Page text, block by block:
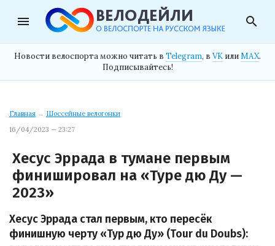
menu search
Новости велоспорта можно читать в Telegram, в VK илиMAX.
Подписывайтесь!
Главная → Шоссейные велогонки
16/04/2023 — 23:27
Хесус Эррада в тумане первым
финишировал на «Туре дю Ду —
2023»
Хесус Эррада стал первым, кто пересёк
финишную черту «Тур дю Ду» (Tour du Doubs):